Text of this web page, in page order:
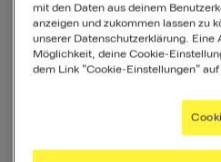
Ist diese
mit den Daten aus deinem
anzeigen und zukommen lassen zu
unserer Datenschutzerklärung. Eine
Möglichkeit, deine Cookie-
dem Link "Cookie-Einstellungen"